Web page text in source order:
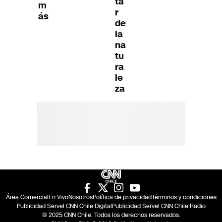
m
ás
r
de
la
na
tu
ra
le
za
Área ComercialEn VivoNosotrosPolítica de privacidadTérminos y condiciones
Publicidad Servel CNN Chile DigitalPublicidad Servel CNN Chile Radio
© 2025 CNN Chile. Todos los derechos reservados.